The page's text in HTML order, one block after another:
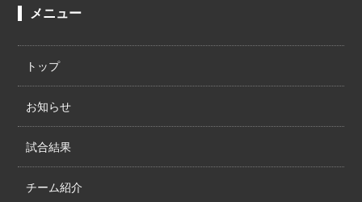
メニュー
トップ
お知らせ
試合結果
チーム紹介